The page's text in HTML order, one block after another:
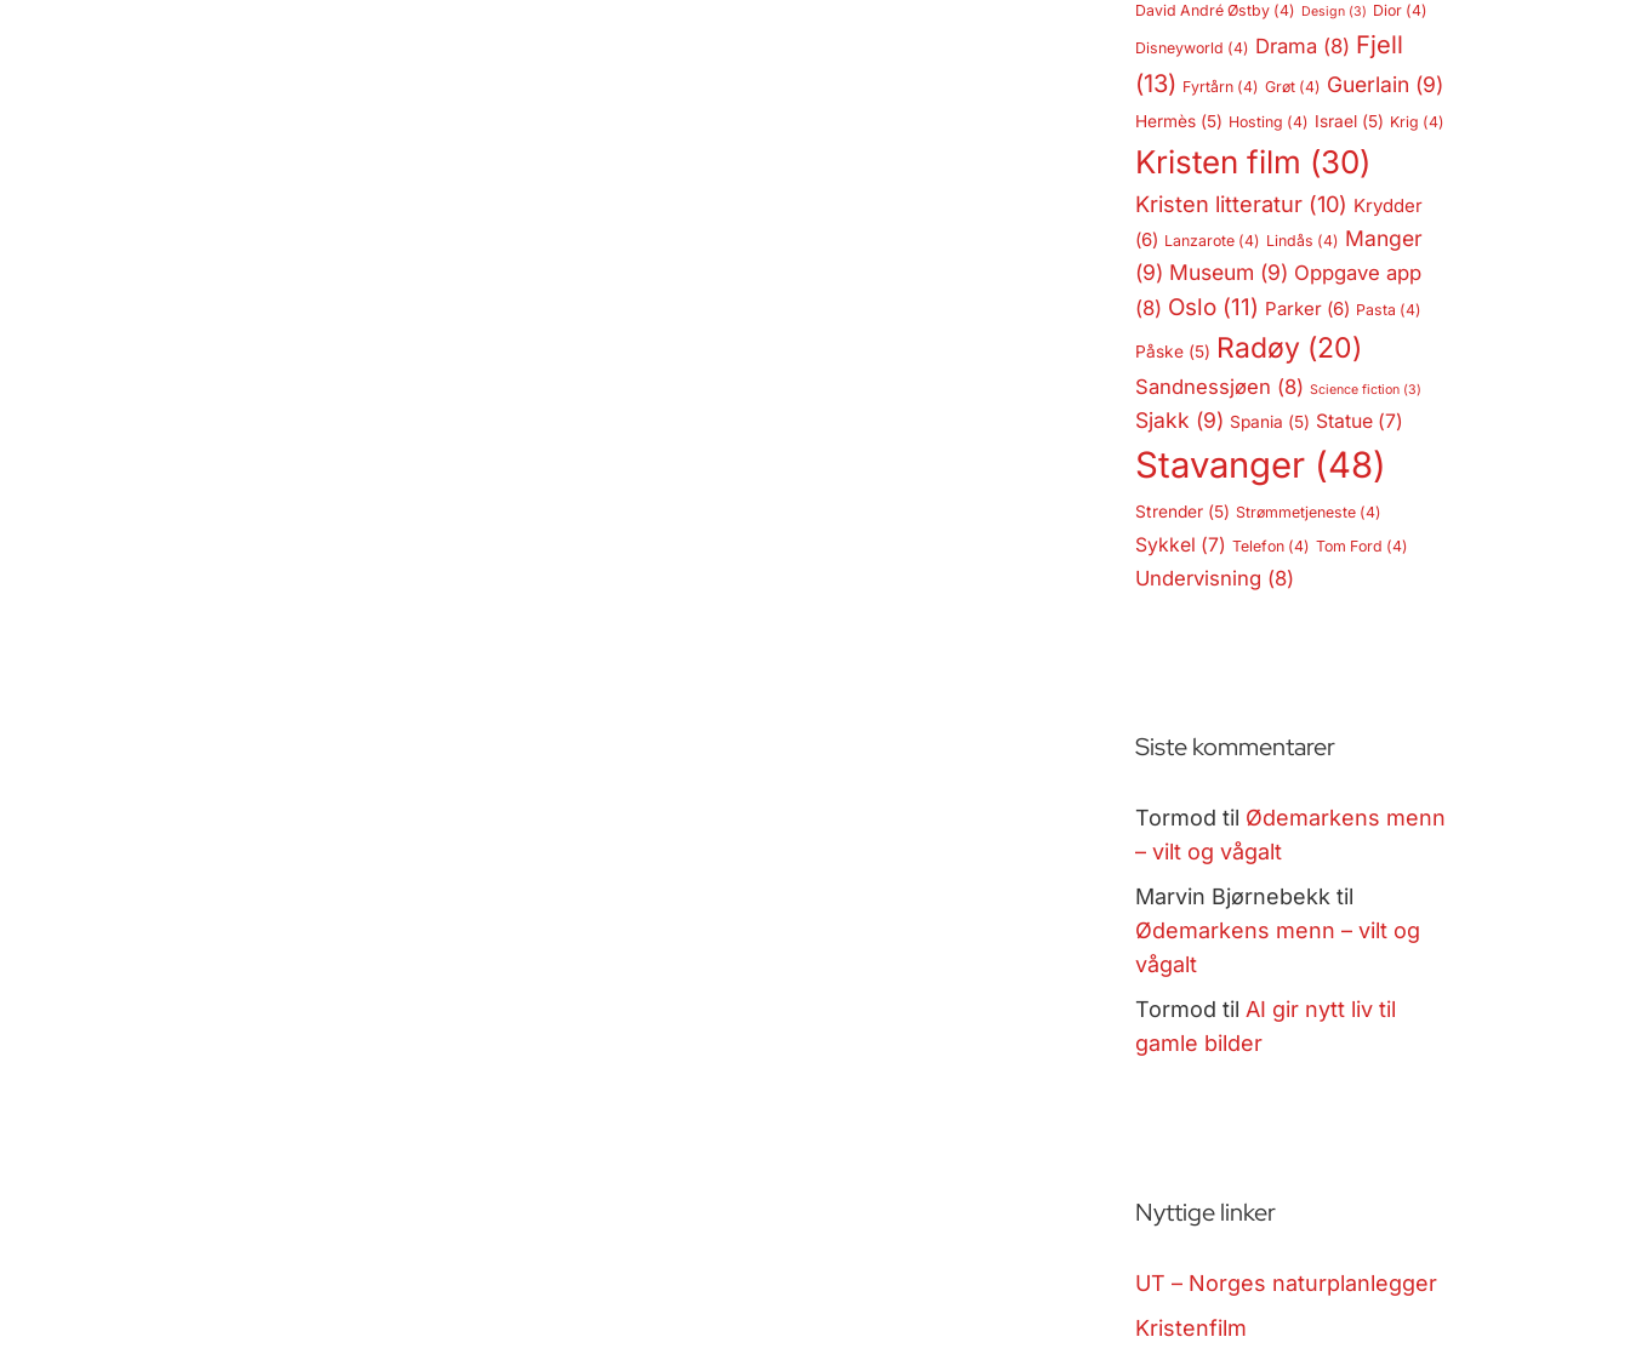
David André Østby(4) Design(3) Dior(4)
Disneyworld (4) Drama (8) Fjell
(13) Fyrtårn(4) Grøt(4) Guerlain (9)
Hermès(5) Hosting (4) Israel(5) Krig (4)
Kristen film (30)
Kristen litteratur(10) Krydder
(6) Lanzarote(4) Lindås (4) Manger
(9) Museum (9) Oppgave app
(8) Oslo(11) Parker(6) Pasta (4)
Påske(5) Radøy(20)
Sandnessjøen (8) Science fiction(3)
Sjakk (9) Spania (5) Statue(7)
Stavanger(48)
Strender(5) Strømmetjeneste(4)
Sykkel (7) Telefon(4) Tom Ford (4)
Undervisning (8)
Siste kommentarer
Tormod til Ødemarkens menn
– vilt og vågalt
Marvin Bjørnebekk til
Ødemarkens menn – vilt og
vågalt
Tormod til AI gir nytt liv til
gamle bilder
Nyttige linker
UT – Norges naturplanlegger
Kristenfilm